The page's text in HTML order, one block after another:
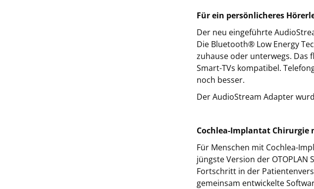
Für ein persönlicheres
Der neu eingeführte
Die Bluetooth® Low Energy
zuhause oder unterwegs. Das
Smart-TVs kompatibel.
noch besser.
Der AudioStream Adapter
Cochlea-Implantat Chirurgie
Für Menschen mit Cochlea-
jüngste Version der
Fortschritt in der
gemeinsam entwickelte